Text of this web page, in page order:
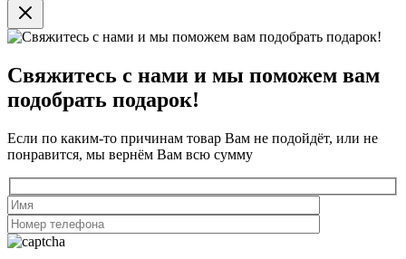
Свяжитесь с нами и мы поможем вам
подобрать подарок!
Если по каким-то причинам товар Вам не подойдёт, или не
понравится, мы вернём Вам всю сумму